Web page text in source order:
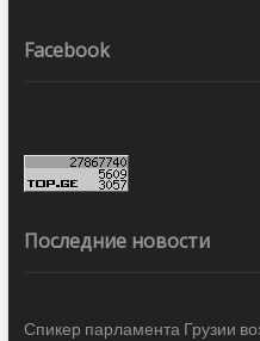
Facebook
Последние новости
Спикер парламента Грузии